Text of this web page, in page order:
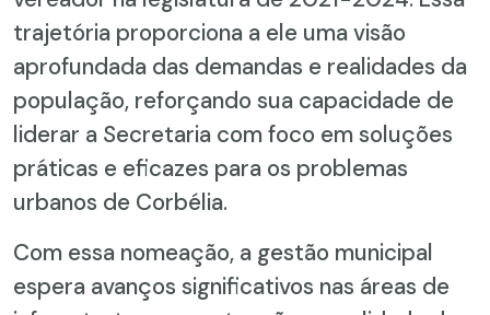
trajetória proporciona a ele uma visão
aprofundada das demandas e realidades da
população, reforçando sua capacidade de
liderar a Secretaria com foco em soluções
práticas e eficazes para os problemas
urbanos de Corbélia.
Com essa nomeação, a gestão municipal
espera avanços significativos nas áreas de